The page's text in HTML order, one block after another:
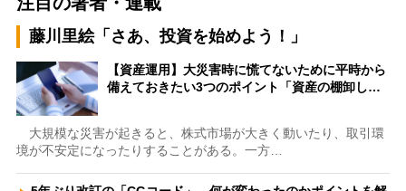
藤川里絵「さあ、投資を始めよう！」
【資産運用】大災害時に慌てないために平時から
備えておきたい3つのポイント「資産の棚卸し…
大規模な災害が起きると、株式市場が大きく動いたり、取引環
境が不安定になったりすることがある。一方…